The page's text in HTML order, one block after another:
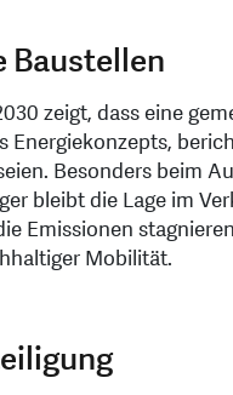
Baustellen
zeigt, dass eine
Energiekonzepts,
Besonders beim
bleibt die Lage im
Emissionen
Mobilität.